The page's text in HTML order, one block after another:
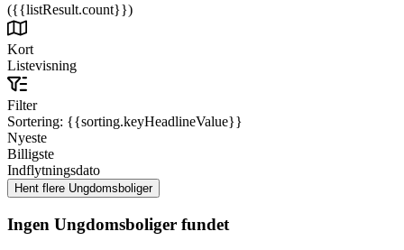
({{listResult.count}})
Kort
Listevisning
Filter
Sortering: {{sorting.keyHeadlineValue}}
Nyeste
Billigste
Indflytningsdato
Ingen Ungdomsboliger fundet